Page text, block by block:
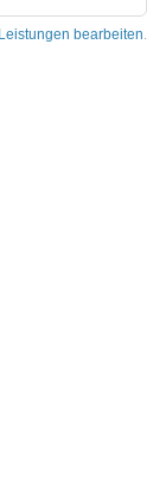
Leistungen bearbeiten.